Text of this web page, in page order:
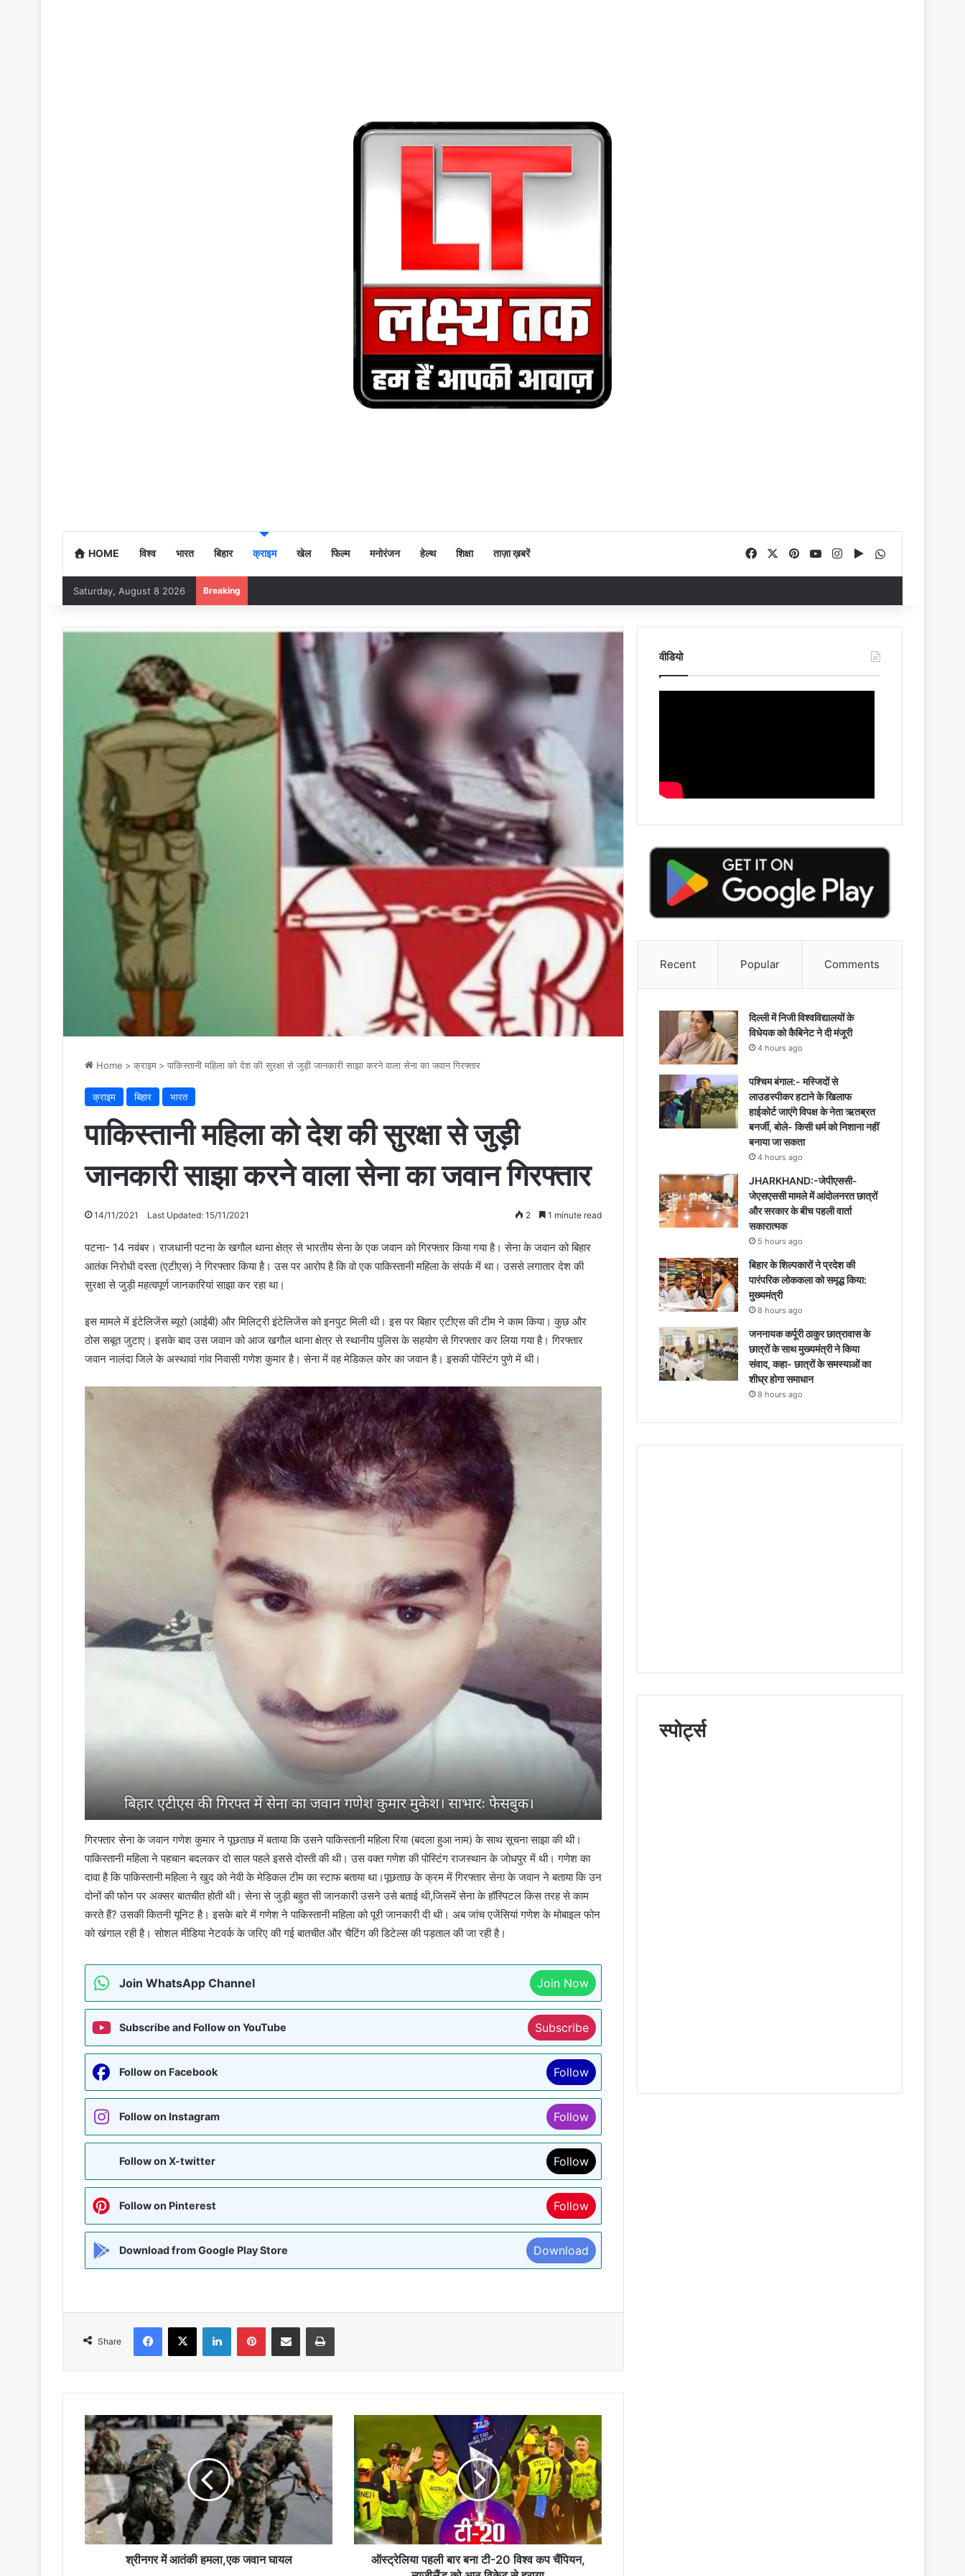
HOME विश्व भारत बिहार क्राइम खेल फिल्म मनोरंजन हेल्थ शिक्षा ताज़ा ख़बरें FacebookPinterestYouTubeInstagram
Google Play
Saturday, August 8 2026 Breaking
Home > क्राइम > पाकिस्तानी महिला को देश की सुरक्षा से जुड़ी जानकारी साझा करने वाला सेना का जवान गिरफ्तार
क्राइम बिहार भारत
पाकिस्तानी महिला को देश की सुरक्षा से जुड़ी
जानकारी साझा करने वाला सेना का जवान गिरफ्तार
14/11/2021 Last Updated: 15/11/2021 2 1 minute read
पटना- 14 नवंबर। राजधानी पटना के खगौल थाना क्षेत्र से भारतीय सेना के एक जवान को गिरफ्तार किया गया है। सेना के जवान को बिहार
आतंक निरोधी दस्ता (एटीएस) ने गिरफ्तार किया है। उस पर आरोप है कि वो एक पाकिस्तानी महिला के संपर्क में था। उससे लगातार देश की
सुरक्षा से जुड़ी महत्वपूर्ण जानकारियां साझा कर रहा था।
इस मामले में इंटेलिजेंस ब्यूरो (आईबी) और मिलिट्री इंटेलिजेंस को इनपुट मिली थी। इस पर बिहार एटीएस की टीम ने काम किया। कुछ और
ठोस सबूत जुटाए। इसके बाद उस जवान को आज खगौल थाना क्षेत्र से स्थानीय पुलिस के सहयोग से गिरफ्तार कर लिया गया है। गिरफ्तार
जवान नालंदा जिले के अस्थावां गांव निवासी गणेश कुमार है। सेना में वह मेडिकल कोर का जवान है। इसकी पोस्टिंग पुणे में थी।
गिरफ्तार सेना के जवान गणेश कुमार ने पूछताछ में बताया कि उसने पाकिस्तानी महिला रिया (बदला हुआ नाम) के साथ सूचना साझा की थी।
पाकिस्तानी महिला ने पहचान बदलकर दो साल पहले इससे दोस्ती की थी। उस वक्त गणेश की पोस्टिंग राजस्थान के जोधपुर में थी। गणेश का
दावा है कि पाकिस्तानी महिला ने खुद को नेवी के मेडिकल टीम का स्टाफ बताया था।पूछताछ के क्रम में गिरफ्तार सेना के जवान ने बताया कि उन
दोनों की फोन पर अक्सर बातचीत होती थी। सेना से जुड़ी बहुत सी जानकारी उसने उसे बताई थी,जिसमें सेना के हॉस्पिटल किस तरह से काम
करते हैं? उसकी कितनी यूनिट है। इसके बारे में गणेश ने पाकिस्तानी महिला को पूरी जानकारी दी थी। अब जांच एजेंसियां गणेश के मोबाइल फोन
को खंगाल रही है। सोशल मीडिया नेटवर्क के जरिए की गई बातचीत और चैटिंग की डिटेल्स की पड़ताल की जा रही है।
Join WhatsApp Channel Join Now
Subscribe and Follow on YouTube Subscribe
Follow on Facebook Follow
Follow on Instagram Follow
Follow on X-twitter Follow
Follow on Pinterest Follow
Download from Google Play Store Download
Share
Facebook
X LinkedInPinterestShare via Email Print
श्रीनगर
आतंकी
हमला,एक
जवान
घायल
श्रीनगर में आतंकी हमला,एक जवान घायल
ऑस्ट्रेलिया
बना
टी-20
विश्व
कप
चैंपियन,
न्यूजीलैंड
ऑस्ट्रेलिया पहली बार बना टी-20 विश्व कप चैंपियन,
वीडियो
Recent Popular Comments
दिल्ली में निजी विश्वविद्यालयों के
विधेयक को कैबिनेट ने दी मंजूरी
4 hours ago
पश्चिम बंगाल:- मस्जिदों से
लाउडस्पीकर हटाने के खिलाफ
हाईकोर्ट जाएंगे विपक्ष के नेता ऋतब्रत
बनर्जी, बोले- किसी धर्म को निशाना नहीं
बनाया जा सकता
4 hours ago
JHARKHAND:-जेपीएससी-
जेएसएससी मामले में आंदोलनरत छात्रों
और सरकार के बीच पहली वार्ता
सकारात्मक
5 hours ago
बिहार के शिल्पकारों ने प्रदेश की
पारंपरिक लोककला को समृद्ध किया:
मुख्यमंत्री
8 hours ago
जननायक कर्पूरी ठाकुर छात्रावास के
छात्रों के साथ मुख्यमंत्री ने किया
संवाद, कहा- छात्रों के समस्याओं का
शीघ्र होगा समाधान
8 hours ago
स्पोर्ट्स